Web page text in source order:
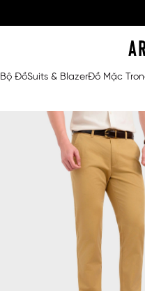
Bộ ĐồSuits & BlazerĐồ Mặc